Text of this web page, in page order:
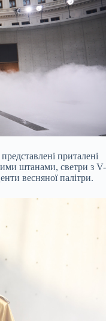
приталені
штанами, светри з V-
весняної палітри.